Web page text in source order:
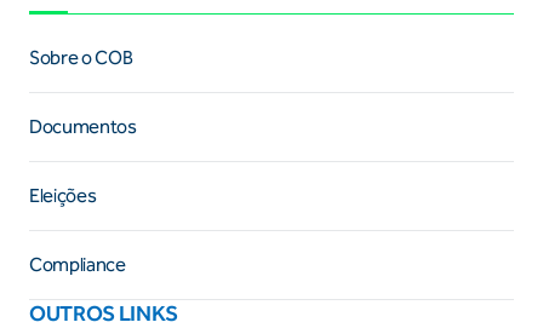
Sobre o COB
Documentos
Eleições
Compliance
OUTROS LINKS